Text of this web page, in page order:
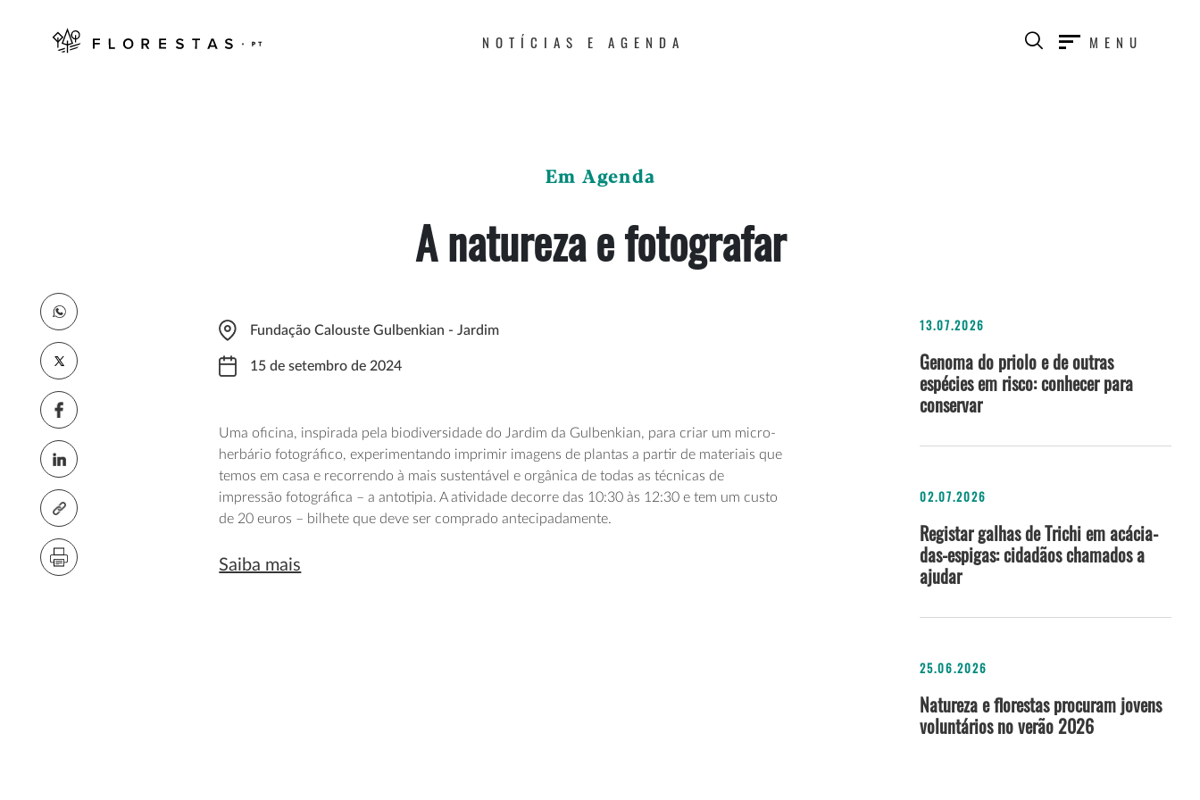
NOTÍCIAS E AGENDA MENU
Em Agenda
A natureza e fotografar
Fundação Calouste Gulbenkian - Jardim
15 de setembro de 2024
Uma oficina, inspirada pela biodiversidade do Jardim da Gulbenkian, para criar um micro-
herbário fotográfico, experimentando imprimir imagens de plantas a partir de materiais que
temos em casa e recorrendo à mais sustentável e orgânica de todas as técnicas de
impressão fotográfica – a antotipia. A atividade decorre das 10:30 às 12:30 e tem um custo
de 20 euros – bilhete que deve ser comprado antecipadamente.
Saiba mais
13.07.2026
Genoma do priolo e de outras
espécies em risco: conhecer para
conservar
02.07.2026
Registar galhas de Trichi em acácia-
das-espigas: cidadãos chamados a
ajudar
25.06.2026
Natureza e florestas procuram jovens
voluntários no verão 2026